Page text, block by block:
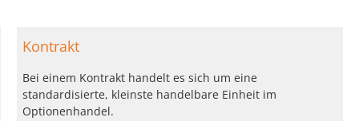
Kontrakt
Bei einem Kontrakt handelt es sich um eine
standardisierte, kleinste handelbare Einheit im
Optionenhandel.